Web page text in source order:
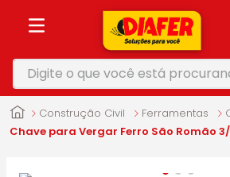
Digite o que você está procurando
Construção Civil Ferramentas
Chave para Vergar Ferro São Romão
1º